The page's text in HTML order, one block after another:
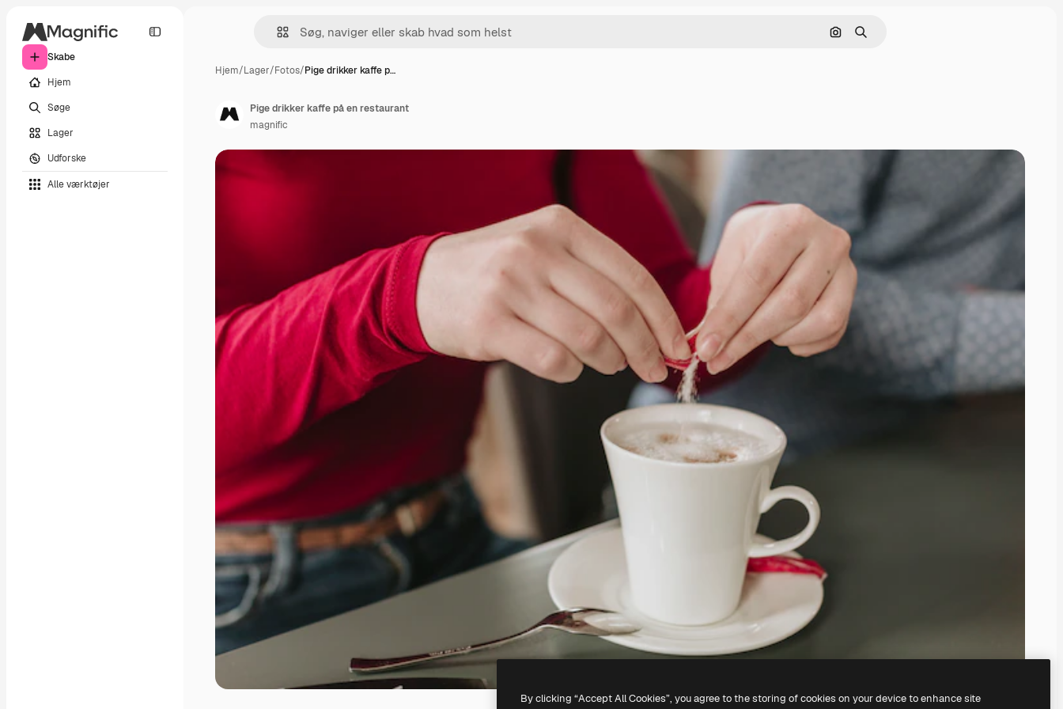
Skabe
Hjem
Søge
Lager
Udforske
Alle værktøjer
Søg efter billede
Søge
Hjem/Lager/Fotos/Pige drikker kaffe p…
Pige drikker kaffe på en restaurant
magnific
By clicking “Accept All Cookies”, you agree to the storing of cookies on your device to enhance site